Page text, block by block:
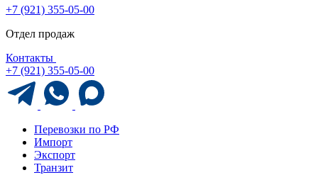
+7 (921) 355-05-00
Отдел продаж
Контакты
+7 (921) 355-05-00
Перевозки по РФ
Импорт
Экспорт
Транзит